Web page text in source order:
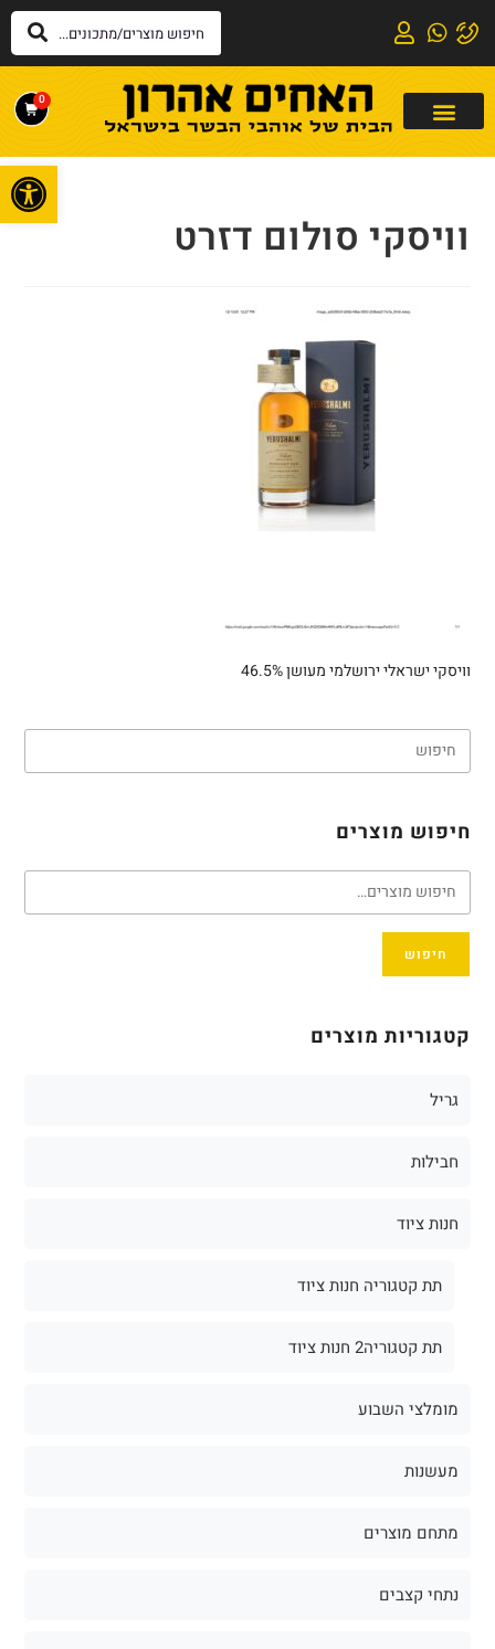
0
וויסקי סולום דזרט
וויסקי ישראלי ירושלמי מעושן 46.5%
חיפוש מוצרים
חיפוש
קטגוריות מוצרים
גריל
חבילות
חנות ציוד
תת קטגוריה חנות ציוד
תת קטגוריה2 חנות ציוד
מומלצי השבוע
מעשנות
מתחם מוצרים
נתחי קצבים